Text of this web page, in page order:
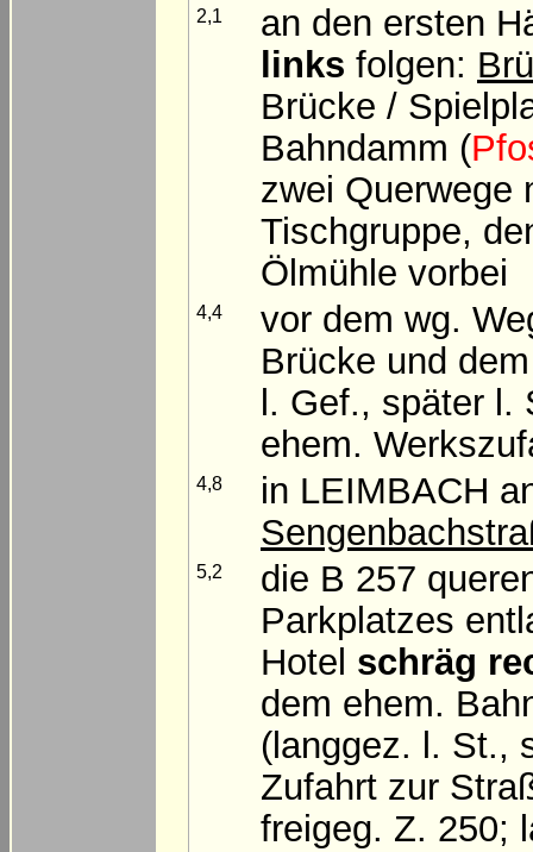
2,1
an den ersten
links folgen:
Brücke /
Bahndamm (
zwei Querwege
Tischgruppe,
Ölmühle vorbei
4,4
vor dem wg.
Brücke und
l. Gef., später l.
ehem.
4,8
in LEIMBACH
5,2
die B 257
Parkplatzes
Hotel schräg
dem ehem.
(langgez. l. St.,
Zufahrt zur
freigeg. Z. 250;